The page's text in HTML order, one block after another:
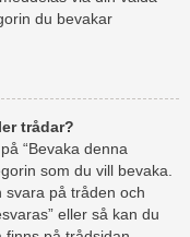
du bevakar
trådar?
“Bevaka denna
som du vill bevaka.
svara på tråden och
eller så kan du